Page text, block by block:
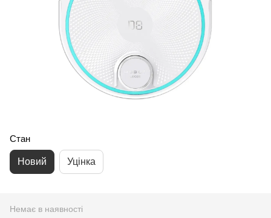
Стан
Новий Уцінка
Немає в наявності